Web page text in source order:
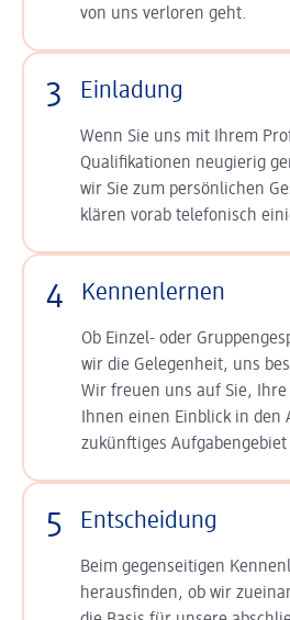
von uns verloren geht.
3 Einladung
Wenn Sie uns mit Ihrem
Qualifikationen neugierig
wir Sie zum persönlichen
klären vorab telefonisch
4 Kennenlernen
Ob Einzel- oder
wir die Gelegenheit, uns
Wir freuen uns auf Sie,
Ihnen einen Einblick in
zukünftiges
5 Entscheidung
Beim gegenseitigen
herausfinden, ob wir